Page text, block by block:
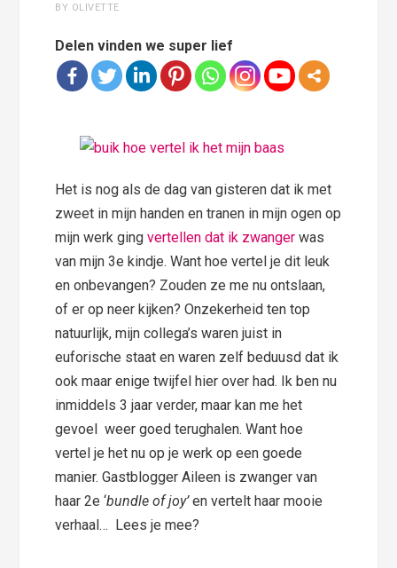
BY OLIVETTE
Delen vinden we super lief
Het is nog als de dag van gisteren dat ik met
zweet in mijn handen en tranen in mijn ogen op
mijn werk gingvertellen dat ik zwanger was
van mijn 3e kindje. Want hoe vertel je dit leuk
en onbevangen? Zouden ze me nu ontslaan,
of er op neer kijken? Onzekerheid ten top
natuurlijk, mijn collega’s waren juist in
euforische staat en waren zelf beduusd dat ik
ook maar enige twijfel hier over had. Ik ben nu
inmiddels 3 jaar verder, maar kan me het
gevoel weer goed terughalen. Want hoe
vertel je het nu op je werk op een goede
manier. Gastblogger Aileen is zwanger van
haar 2e ‘bundle of joy’en vertelt haar mooie
verhaal… Lees je mee?